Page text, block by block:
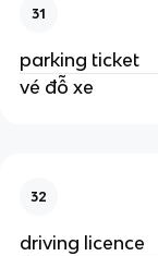
31
parking ticket
vé đỗ xe
32
driving licence